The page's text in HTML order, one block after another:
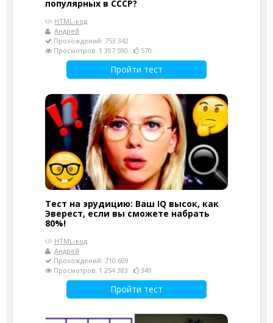
популярных в СССР?
HTML-код
Андрей
Прохождений: 753 342
Просмотров: 1 397 590
570
Пройти тест
Тест на эрудицию: Ваш IQ высок, как
Эверест, если вы сможете набрать
80%!
HTML-код
Андрей
Прохождений: 710 609
Просмотров: 1 254 383
349
Пройти тест